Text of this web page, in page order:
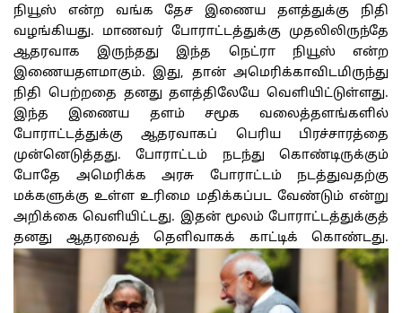
நியூஸ் என்ற வங்க தேச இணைய தளத்துக்கு நிதி
வழங்கியது. மாணவர் போராட்டத்துக்கு முதலிலிருந்தே
ஆதரவாக இருந்தது இந்த நெட்ரா நியூஸ் என்ற
இணையதளமாகும். இது, தான் அமெரிக்காவிடமிருந்து
நிதி பெற்றதை தனது தளத்திலேயே வெளியிட்டுள்ளது.
இந்த இணைய தளம் சமூக வலைத்தளங்களில்
போராட்டத்துக்கு ஆதரவாகப் பெரிய பிரச்சாரத்தை
முன்னெடுத்தது. போராட்டம் நடந்து கொண்டிருக்கும்
போதே அமெரிக்க அரசு போராட்டம் நடத்துவதற்கு
மக்களுக்கு உள்ள உரிமை மதிக்கப்பட வேண்டும் என்று
அறிக்கை வெளியிட்டது. இதன் மூலம் போராட்டத்துக்குத்
தனது ஆதரவைத் தெளிவாகக் காட்டிக் கொண்டது.